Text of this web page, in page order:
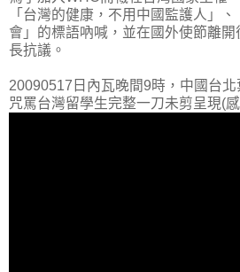
「台灣的健康，不用中國監護人」
會」的標語吶喊，並在國外使節離
長抗議。
20090517日內瓦晚間9時，中國台
咒罵台灣留學生完整一刀未剪呈現(